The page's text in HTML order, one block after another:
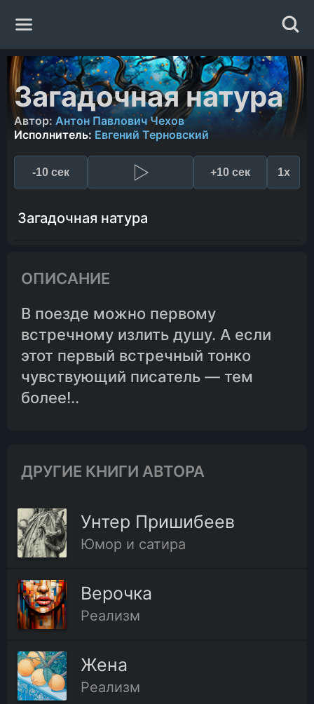
Главная
Жанры
Авторы
Исполнители
Загадочная натура
Автор: Антон Павлович Чехов
Исполнитель: Евгений Терновский
-10 сек +10 сек 1x
Загадочная натура
ОПИСАНИЕ
В поезде можно первому
встречному излить душу. А если
этот первый встречный тонко
чувствующий писатель — тем
более!..
ДРУГИЕ КНИГИ АВТОРА
Унтер Пришибеев
Юмор и сатира
Верочка
Реализм
Жена
Реализм